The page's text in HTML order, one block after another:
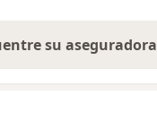
su aseguradora